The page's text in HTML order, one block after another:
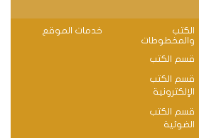
الكتب
والمخطوطات
قسم الكتب
قسم الكتب
الإلكترونية
قسم الكتب
الضوئية
خدمات الموقع